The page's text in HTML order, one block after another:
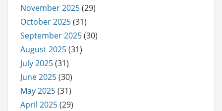
November 2025(29)
October 2025(31)
September 2025(30)
August 2025(31)
July 2025(31)
June 2025(30)
May 2025(31)
April 2025(29)